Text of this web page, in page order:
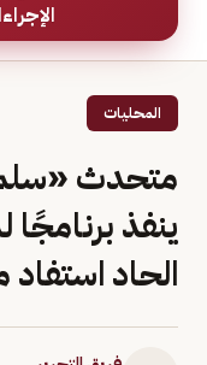
المحليات
متحدث
ينفذ
الحاد استفاد منه 250